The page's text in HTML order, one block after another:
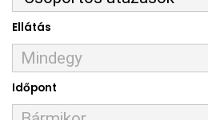
Ellátás
Időpont